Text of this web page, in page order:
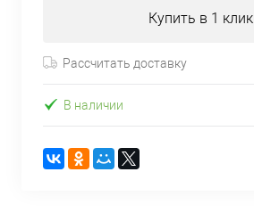
Купить в 1 клик
Рассчитать доставку
В наличии